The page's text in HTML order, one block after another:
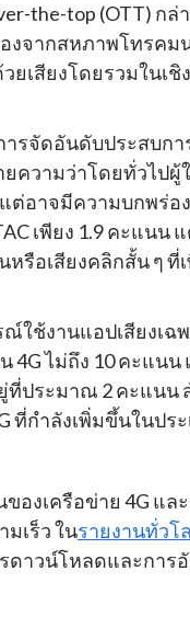
the-top (OTT) กล่
งจากสหภาพโทรค
ยเสียงโดยรวมใน
การจัดอันดับประส
ความว่าโดยทั่วไป
อาจมีความบกพร่อ
เพียง 1.9 คะแน
รือเสียงคลิกสั้น ๆ
งานแอปเสียงเฉพ
4G ไม่ถึง 10 คะแ
ประมาณ 2 คะแนน
ที่กำลังเพิ่มขึ้นในประ
องเครือข่าย 4G แ
เร็ว ในรายงานทั่วโ
ดาวน์โหลดและกา